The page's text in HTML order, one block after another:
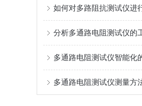
多通路电阻测试仪智能化